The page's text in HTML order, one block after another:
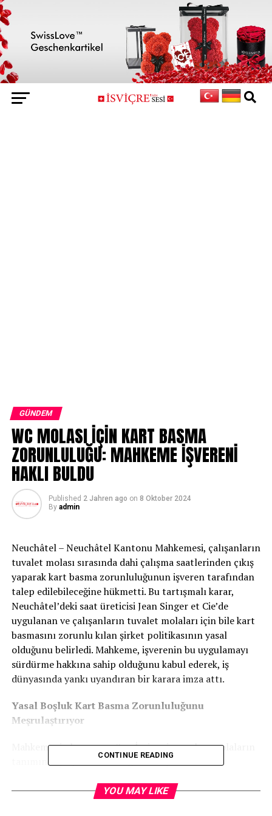
GÜNDEM
WC MOLASI İÇİN KART BASMA
ZORUNLULUĞU: MAHKEME İŞVERENİ
HAKLI BULDU
Published 2 Jahren ago on 8 Oktober 2024
By admin
Neuchâtel – Neuchâtel Kantonu Mahkemesi, çalışanların
tuvalet molası sırasında dahi çalışma saatlerinden çıkış
yaparak kart basma zorunluluğunun işveren tarafından
talep edilebileceğine hükmetti. Bu tartışmalı karar,
Neuchâtel’deki saat üreticisi Jean Singer et Cie’de
uygulanan ve çalışanların tuvalet molaları için bile kart
basmasını zorunlu kılan şirket politikasının yasal
olduğunu belirledi. Mahkeme, işverenin bu uygulamayı
sürdürme hakkına sahip olduğunu kabul ederek, iş
dünyasında yankı uyandıran bir karara imza attı.
Yasal Boşluk Kart Basma Zorunluluğunu
Meşrulaştırıyor
Mahkemenin kararına göre, İsviçre iş yasaları molaların
tanımını açıkça belirtmediğinden, işverenlerin
istemeleri yasal bir boşluktan kaynaklanıyor. Bu boşluk,
CONTINUE READING
YOU MAY LIKE